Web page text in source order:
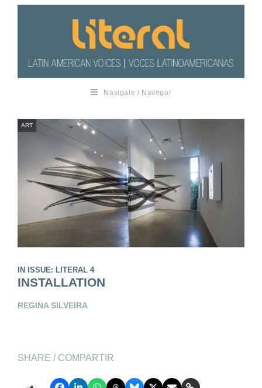
Navigate / Navegar
ART
IN ISSUE: LITERAL 4
INSTALLATION
REGINA SILVEIRA
SHARE / COMPARTIR